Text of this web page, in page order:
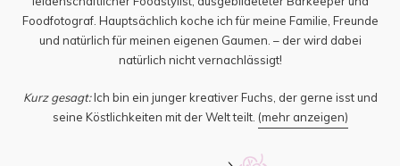
Foodfotograf. Hauptsächlich koche ich für meine Familie, Freunde
und natürlich für meinen eigenen Gaumen. – der wird dabei
natürlich nicht vernachlässigt!
Kurz gesagt:Ich bin ein junger kreativer Fuchs, der gerne isst und
seine Köstlichkeiten mit der Welt teilt. (mehr anzeigen)